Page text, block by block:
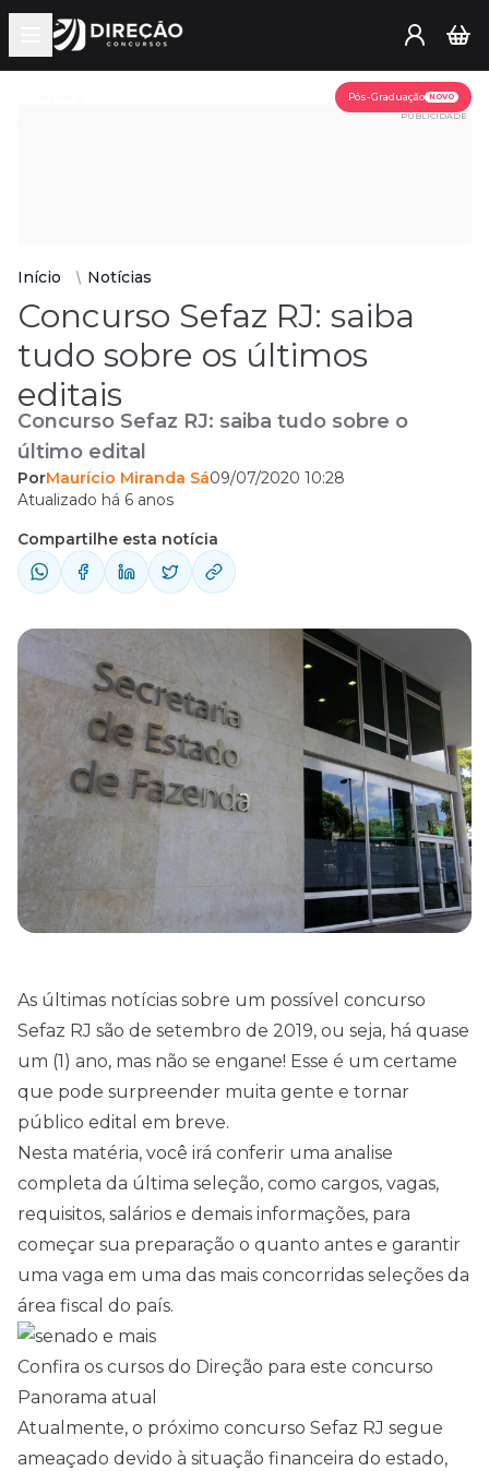
Open main menu
Pós-Graduação NOVO
PUBLICIDADE
Início Notícias
Concurso Sefaz RJ: saiba
tudo sobre os últimos
editais
Concurso Sefaz RJ: saiba tudo sobre o
último edital
PorMaurício Miranda Sá09/07/2020 10:28
Atualizado há 6 anos
Compartilhe esta notícia
As últimas notícias sobre um possível concurso
Sefaz RJ são de setembro de 2019, ou seja, há quase
um (1) ano, mas não se engane! Esse é um certame
que pode surpreender muita gente e tornar
público edital em breve.
Nesta matéria, você irá conferir uma analise
completa da última seleção, como cargos, vagas,
requisitos, salários e demais informações, para
começar sua preparação o quanto antes e garantir
uma vaga em uma das mais concorridas seleções da
área fiscal do país.
Confira os cursos do Direção para este concurso
Panorama atual
Atualmente, o próximo concurso Sefaz RJ segue
ameaçado devido à situação financeira do estado,